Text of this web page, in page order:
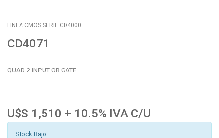
LINEA CMOS SERIE CD4000
CD4071
QUAD 2 INPUT OR GATE
U$S 1,510 + 10.5% IVA C/U
Stock Bajo